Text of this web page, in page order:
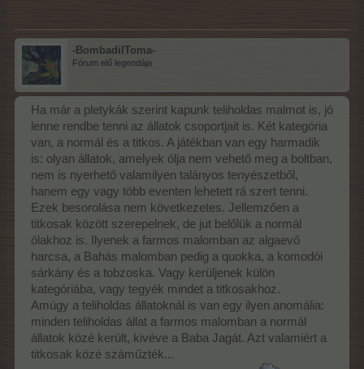
-BombadilToma-
Fórum elő legendája
Ha már a pletykák szerint kapunk teliholdas malmot is, jó
lenne rendbe tenni az állatok csoportjait is. Két kategória
van, a normál és a titkos. A játékban van egy harmadik
is: olyan állatok, amelyek ólja nem vehető meg a boltban,
nem is nyerhető valamilyen talányos tenyészetből,
hanem egy vagy több eventen lehetett rá szert tenni.
Ezek besorolása nem következetes. Jellemzően a
titkosak között szerepelnek, de jut belőlük a normál
ólakhoz is. Ilyenek a farmos malomban az algaevő
harcsa, a Bahás malomban pedig a quokka, a komodói
sárkány és a tobzoska. Vagy kerüljenek külön
kategóriába, vagy tegyék mindet a titkosakhoz.
Amúgy a teliholdas állatoknál is van egy ilyen anomália:
minden teliholdas állat a farmos malomban a normál
állatok közé került, kivéve a Baba Jagát. Azt valamiért a
titkosak közé száműzték...